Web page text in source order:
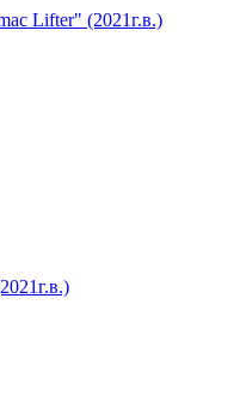
Lifter" (2021г.в.)